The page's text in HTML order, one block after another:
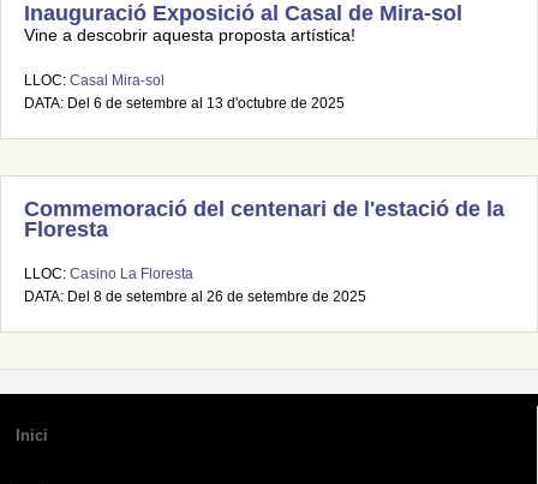
Inauguració Exposició al Casal de Mira-sol
Vine a descobrir aquesta proposta artística!
LLOC: Casal Mira-sol
DATA: Del 6 de setembre al 13 d'octubre de 2025
Commemoració del centenari de l'estació de la
Floresta
LLOC: Casino La Floresta
DATA: Del 8 de setembre al 26 de setembre de 2025
Inici